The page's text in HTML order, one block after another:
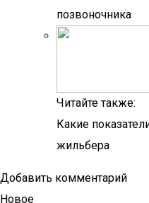
позвоночника
Читайте также:
Какие
жильбера
Добавить комментарий
Новое